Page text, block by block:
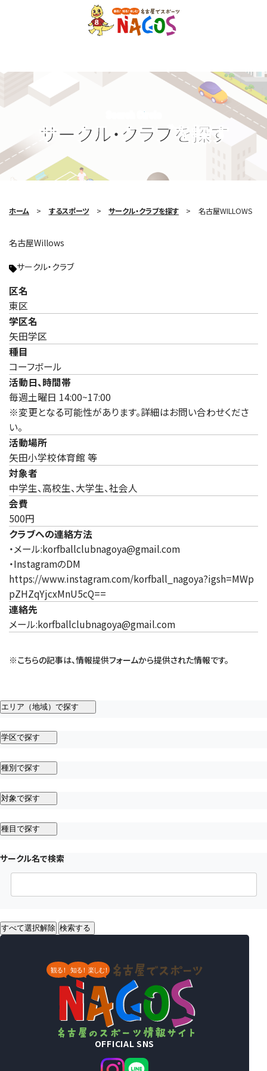
サークル・クラブを探す
Search Circle
ホーム するスポーツ サークル・クラブを探す 名古屋WILLOWS
名古屋Willows
サークル・クラブ
区名
東区
学区名
矢田学区
種目
コーフボール
活動日、時間帯
毎週土曜日 14:00~17:00
※変更となる可能性があります。詳細はお問い合わせくださ
い。
活動場所
矢田小学校体育館 等
対象者
中学生、高校生、大学生、社会人
会費
500円
クラブへの連絡方法
・メール:korfballclubnagoya@gmail.com
・InstagramのDM
https://www.instagram.com/korfball_nagoya?igsh=MWp
pZHZqYjcxMnU5cQ==
連絡先
メール:korfballclubnagoya@gmail.com
※こちらの記事は、情報提供フォームから提供された情報です。
エリア（地域）で探す
学区で探す
種別で探す
対象で探す
種目で探す
サークル名で検索
すべて選択解除 検索する
OFFICIAL SNS